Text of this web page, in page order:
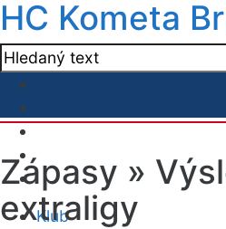
HC Kometa
Klub
Zápasy »
extraligy